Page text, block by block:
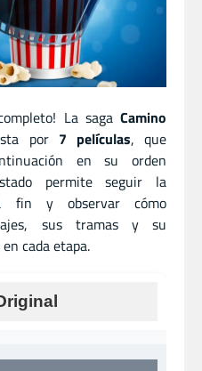
La saga Camino
por 7 películas, que
en su orden
permite seguir la
fin y observar cómo
sus tramas y su
cada etapa.